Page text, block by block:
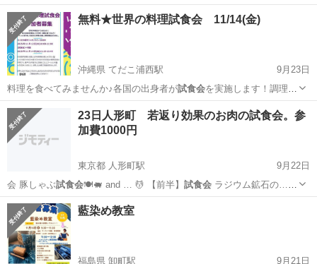
会（秋の味覚を一緒に…
福島 福島市 福島駅 セミナー 就労移行支援
無料★世界の料理試食会 11/14(金)
沖縄県 てだこ浦西駅
9月23日
料理を食べてみませんか♪各国の出身者が試食会を実施します！調理の
実践はありませんが…
沖縄 てだこ浦西駅 その他 試食会
23日人形町 若返り効果のお肉の試食会。参
加費1000円
東京都 人形町駅
9月22日
会 豚しゃぶ試食会 🍽️🐖 and … 💆 【前半】 試食会ラジウム鉱石の…
5%OFFの豚肉の試食会 です。 食べ…
東京 中央区 人形町駅
藍染め教室
福島県 卸町駅 9月21日